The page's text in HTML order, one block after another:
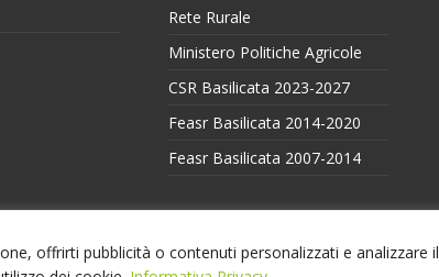
offrirti pubblicità o contenuti personalizzati e analizzare il
Rete Rurale
Ministero Politiche Agricole
CSR Basilicata 2023-2027
Feasr Basilicata 2014-2020
Feasr Basilicata 2007-2014